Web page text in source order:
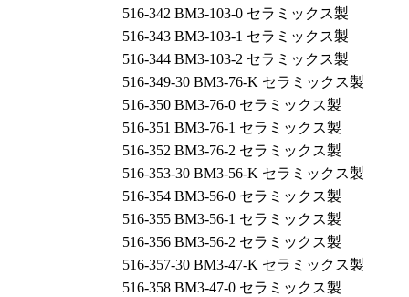
516-342 BM3-103-0 セラミックス製
516-343 BM3-103-1 セラミックス製
516-344 BM3-103-2 セラミックス製
516-349-30 BM3-76-K セラミックス製
516-350 BM3-76-0 セラミックス製
516-351 BM3-76-1 セラミックス製
516-352 BM3-76-2 セラミックス製
516-353-30 BM3-56-K セラミックス製
516-354 BM3-56-0 セラミックス製
516-355 BM3-56-1 セラミックス製
516-356 BM3-56-2 セラミックス製
516-357-30 BM3-47-K セラミックス製
516-358 BM3-47-0 セラミックス製